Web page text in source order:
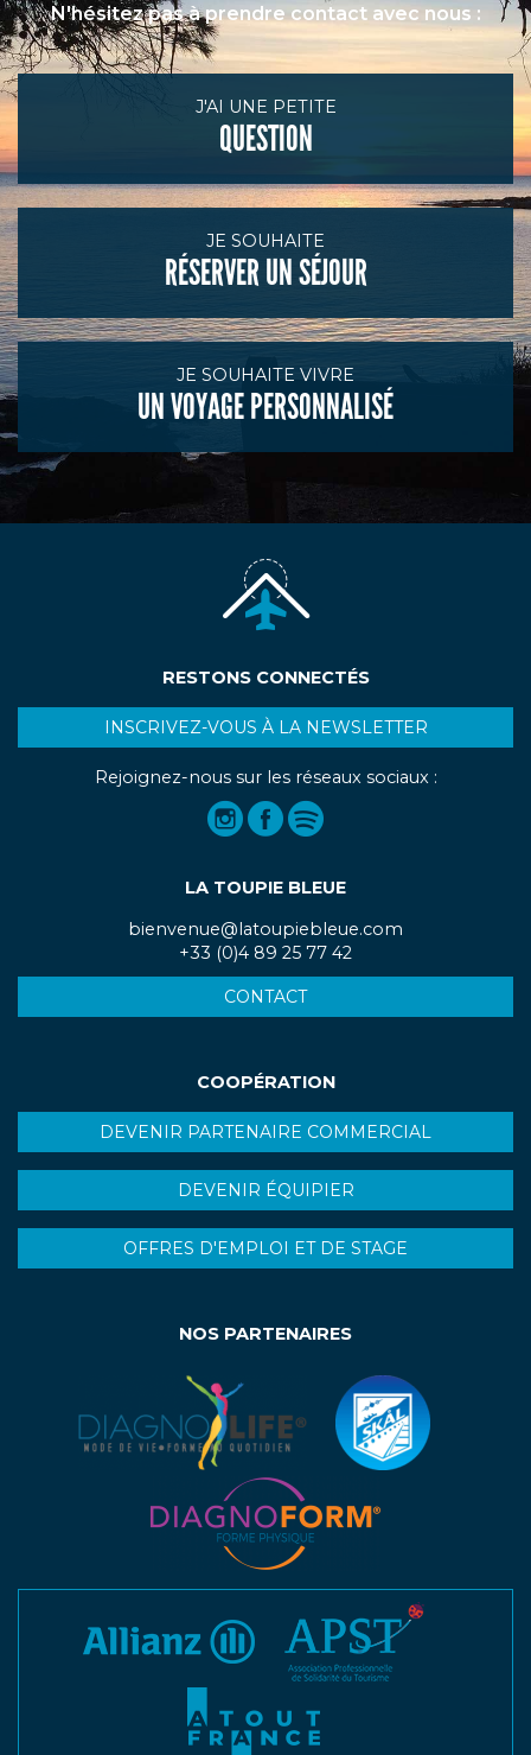
N'hésitez pas à prendre contact avec nous :
J'AI UNE PETITE
QUESTION
JE SOUHAITE
RÉSERVER UN SÉJOUR
JE SOUHAITE VIVRE
UN VOYAGE PERSONNALISÉ
RESTONS CONNECTÉS
INSCRIVEZ-VOUS À LA NEWSLETTER
Rejoignez-nous sur les réseaux sociaux :
LA TOUPIE BLEUE
bienvenue@latoupiebleue.com
+33 (0)4 89 25 77 42
CONTACT
COOPÉRATION
DEVENIR PARTENAIRE COMMERCIAL
DEVENIR ÉQUIPIER
OFFRES D'EMPLOI ET DE STAGE
NOS PARTENAIRES